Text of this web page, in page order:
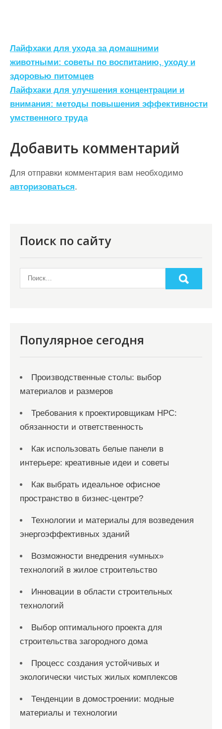
Н
а
в
и
г
ц
я
п
Лайфхаки для ухода за домашними
животными: советы по воспитанию, уходу и
здоровью питомцев
Лайфхаки для улучшения концентрации и
внимания: методы повышения эффективности
умственного труда
Добавить комментарий
Для отправки комментария вам необходимо
авторизоваться.
Поиск по сайту
Популярное сегодня
Производственные столы: выбор
материалов и размеров
Требования к проектировщикам НРС:
обязанности и ответственность
Как использовать белые панели в
интерьере: креативные идеи и советы
Как выбрать идеальное офисное
пространство в бизнес-центре?
Технологии и материалы для возведения
энергоэффективных зданий
Возможности внедрения «умных»
технологий в жилое строительство
Инновации в области строительных
технологий
Выбор оптимального проекта для
строительства загородного дома
Процесс создания устойчивых и
экологически чистых жилых комплексов
Тенденции в домостроении: модные
материалы и технологии